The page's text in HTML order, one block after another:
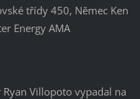
třídy 450, Němec Ken
Energy AMA
Villopoto vypadal na